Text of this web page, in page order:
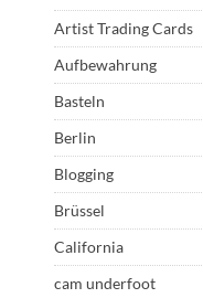
Artist Trading Cards
Aufbewahrung
Basteln
Berlin
Blogging
Brüssel
California
cam underfoot